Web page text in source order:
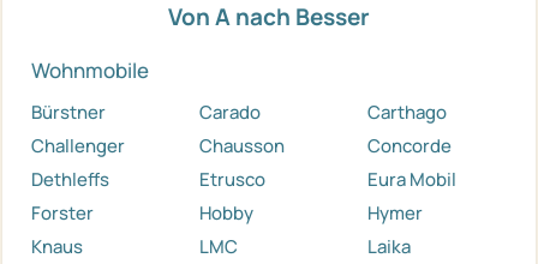
Von A nach Besser
Wohnmobile
Bürstner Carado
Carthago
Challenger
Chausson
Concorde
Dethleffs
Etrusco
Eura Mobil
Forster
Hobby
Hymer
Knaus
LMC
Laika